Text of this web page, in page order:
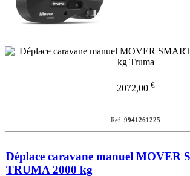
2072,00 €
Ref. 9941261225
Déplace caravane manuel MOVER
TRUMA 2000 kg